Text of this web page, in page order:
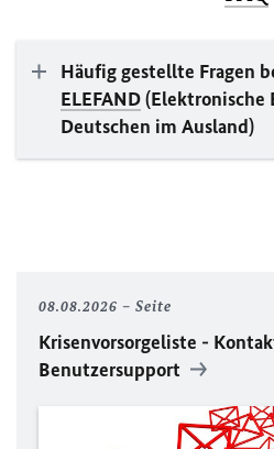
Häufig gestellte Fragen
ELEFAND(Elektronische
Deutschen im Ausland)
08.08.2026 Seite
Krisenvorsorgeliste -
Benutzersupport